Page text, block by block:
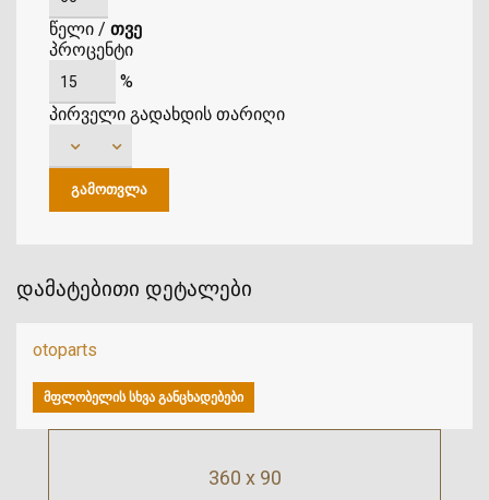
360 x 90
წელი / თვე
პროცენტი
%
პირველი გადახდის თარიღი
დამატებითი დეტალები
otoparts
ᲛᲤᲚᲝᲑᲔᲚᲘᲡ ᲡᲮᲕᲐ ᲒᲐᲜᲪᲮᲐᲓᲔᲑᲔᲑᲘ